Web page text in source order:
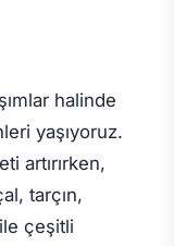
halinde
yaşıyoruz.
artırırken,
tarçın,
çeşitli